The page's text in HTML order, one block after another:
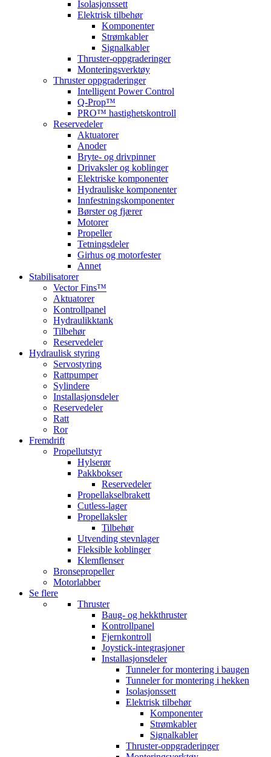
Isolasjonssett
Elektrisk tilbehør
Komponenter
Strømkabler
Signalkabler
Thruster-oppgraderinger
Monteringsverktøy
Thruster oppgraderinger
Intelligent Power Control
Q-Prop™
PRO™ hastighetskontroll
Reservedeler
Aktuatorer
Anoder
Bryte- og drivpinner
Drivaksler og koblinger
Elektriske komponenter
Hydrauliske komponenter
Innfestningskomponenter
Børster og fjærer
Motorer
Propeller
Tetningsdeler
Girhus og motorfester
Annet
Stabilisatorer
Vector Fins™
Aktuatorer
Kontrollpanel
Hydraulikktank
Tilbehør
Reservedeler
Hydraulisk styring
Servostyring
Rattpumper
Sylindere
Installasjonsdeler
Reservedeler
Ratt
Ror
Fremdrift
Propellutstyr
Hylserør
Pakkbokser
Reservedeler
Propellakselbrakett
Cutless-lager
Propellaksler
Tilbehør
Utvending stevnlager
Fleksible koblinger
Klemflenser
Bronsepropeller
Motorlabber
Se flere
Thruster
Baug- og hekkthruster
Kontrollpanel
Fjernkontroll
Joystick-integrasjoner
Installasjonsdeler
Tunneler for montering i baugen
Tunneler for montering i hekken
Isolasjonssett
Elektrisk tilbehør
Komponenter
Strømkabler
Signalkabler
Thruster-oppgraderinger